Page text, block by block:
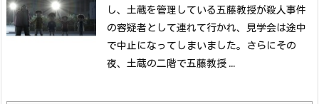
し、土蔵を管理している五藤教授が殺人事件
の容疑者として連れて行かれ、見学会は途中
で中止になってしまいました。
さらにその
夜、土蔵の二階で五藤教授 ...